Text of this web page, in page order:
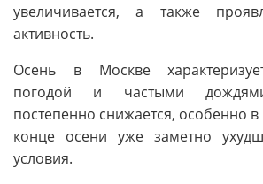
увеличивается, а также
активность.
Осень в Москве
погодой и частыми
постепенно снижается, особенно
конце осени уже заметно
условия.